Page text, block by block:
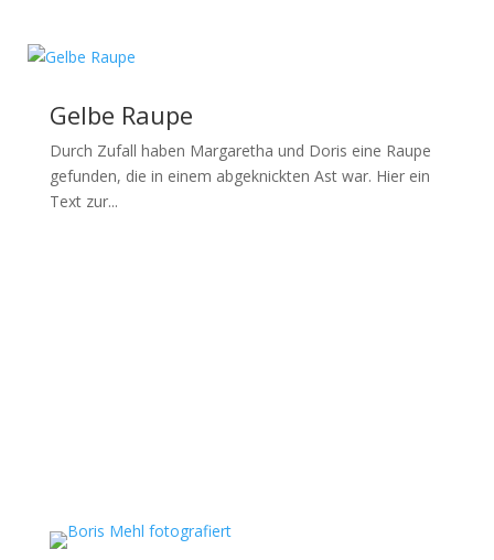
Gelbe Raupe
Durch Zufall haben Margaretha und Doris eine Raupe
gefunden, die in einem abgeknickten Ast war. Hier ein
Text zur...